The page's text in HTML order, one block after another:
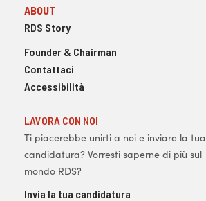
ABOUT
RDS Story
Founder & Chairman
Contattaci
Accessibilità
LAVORA CON NOI
Ti piacerebbe unirti a noi e inviare la tua
candidatura? Vorresti saperne di più sul
mondo RDS?
Invia la tua candidatura